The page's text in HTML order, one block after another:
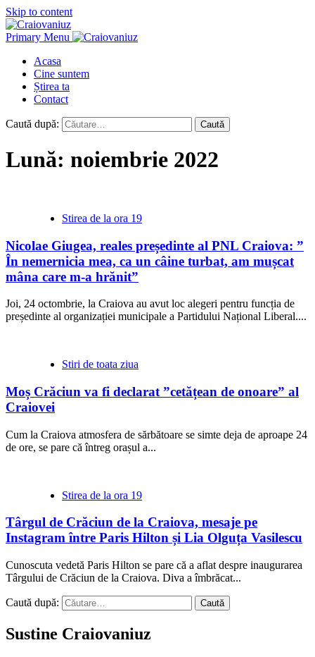
Skip to content
Primary Menu
Acasa
Cine suntem
Știrea ta
Contact
Caută după:
Lună: noiembrie 2022
Stirea de la ora 19
Nicolae Giugea, reales președinte al PNL Craiova: ”
În nemernicia mea, ca un câine turbat, am mușcat
mâna care m-a hrănit”
Joi, 24 octombrie, la Craiova au avut loc alegeri pentru funcția de
președinte al organizației municipale a Partidului Național Liberal....
Stiri de toata ziua
Moș Crăciun va fi declarat ”cetățean de onoare” al
Craiovei
Cum la Craiova atmosfera de sărbătoare se simte deja de aproape 24
de ore, se pare că întreg orașul a...
Stirea de la ora 19
Târgul de Crăciun de la Craiova, mesaje pe
Instagram între Paris Hilton și Lia Olguța Vasilescu
Cunoscuta vedetă Paris Hilton se pare că a aflat despre inaugurarea
Târgului de Crăciun de la Craiova. Diva a îmbrăcat...
Caută după:
Sustine Craiovaniuz